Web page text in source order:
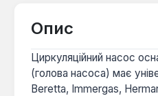
Опис
Циркуляційний насос
(голова насоса) має
Beretta, Immergas,